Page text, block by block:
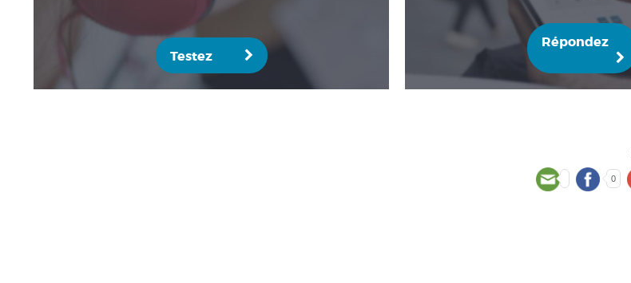
Testez
Répondez
0